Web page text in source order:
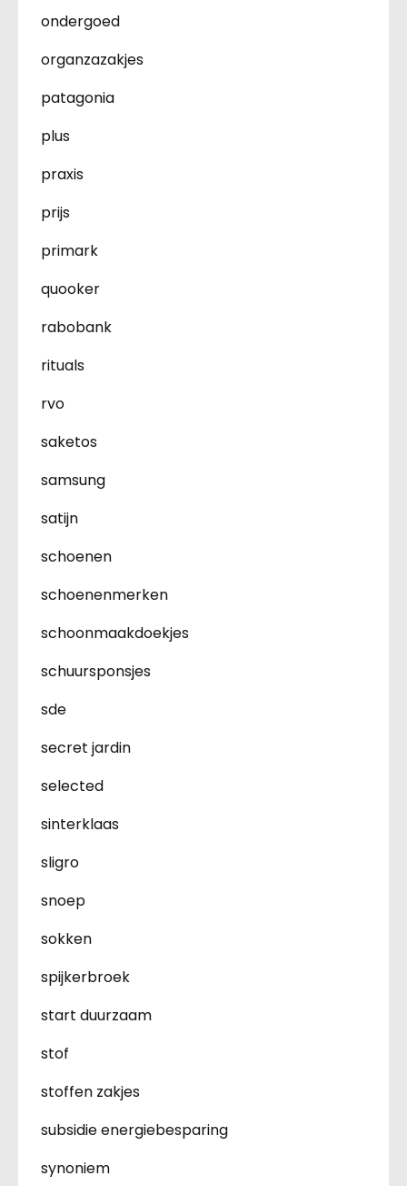
ondergoed
organzazakjes
patagonia
plus
praxis
prijs
primark
quooker
rabobank
rituals
rvo
saketos
samsung
satijn
schoenen
schoenenmerken
schoonmaakdoekjes
schuursponsjes
sde
secret jardin
selected
sinterklaas
sligro
snoep
sokken
spijkerbroek
start duurzaam
stof
stoffen zakjes
subsidie energiebesparing
synoniem